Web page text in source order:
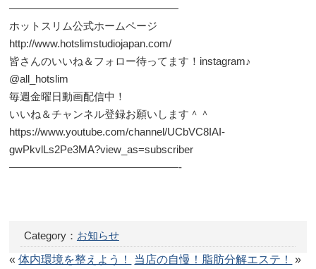
————————————————
ホットスリム公式ホームページ
http://www.hotslimstudiojapan.com/
皆さんのいいね＆フォロー待ってます！instagram♪
@all_hotslim
毎週金曜日動画配信中！
いいね＆チャンネル登録お願いします＾＾
https://www.youtube.com/channel/UCbVC8IAI-
gwPkvlLs2Pe3MA?view_as=subscriber
————————————————-
Category： お知らせ
«体内環境を整えよう！ 当店の自慢！脂肪分解エステ！ »